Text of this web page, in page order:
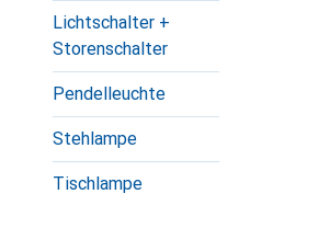
Lichtschalter +
Storenschalter
Pendelleuchte
Stehlampe
Tischlampe